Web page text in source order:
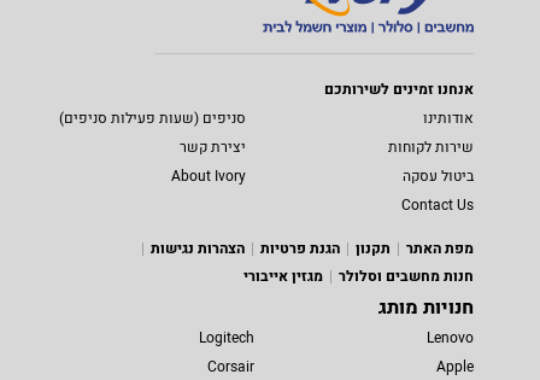
אנחנו זמינים לשירותכם
אודותינו
סניפים (שעות פעילות סניפים)
שירות לקוחות
יצירת קשר
ביטול עסקה
About Ivory
Contact Us
מפת האתר
תקנון הגנת פרטיות
הצהרות נגישות
חנות מחשבים וסלולר
מגזין אייבורי
חנויות מותג
Lenovo
Apple
Logitech
Corsair